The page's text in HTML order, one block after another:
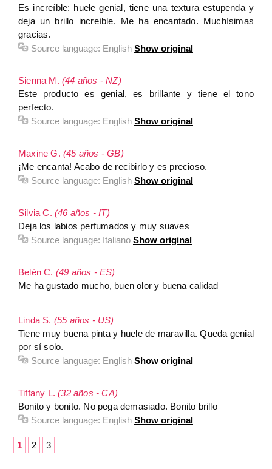
Es increíble: huele genial, tiene una textura estupenda y
deja un brillo increíble. Me ha encantado. Muchísimas
gracias.
Source language: English Show original
Sienna M. (44 años - NZ)
Este producto es genial, es brillante y tiene el tono
perfecto.
Source language: English Show original
Maxine G. (45 años - GB)
¡Me encanta! Acabo de recibirlo y es precioso.
Source language: English Show original
Silvia C. (46 años - IT)
Deja los labios perfumados y muy suaves
Source language: Italiano Show original
Belén C. (49 años - ES)
Me ha gustado mucho, buen olor y buena calidad
Linda S. (55 años - US)
Tiene muy buena pinta y huele de maravilla. Queda genial
por sí solo.
Source language: English Show original
Tiffany L.(32 años - CA)
Bonito y bonito. No pega demasiado. Bonito brillo
Source language: English Show original
1 2 3